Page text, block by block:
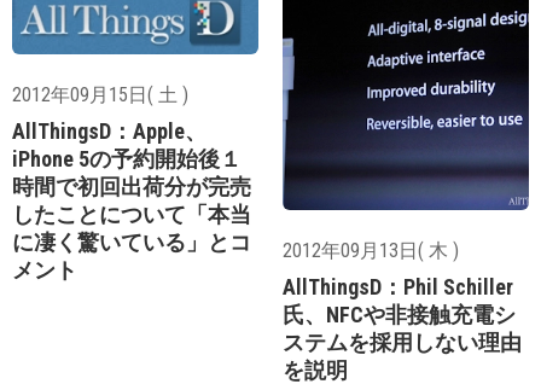
2012年09月15日( 土 )
AllThingsD：Apple、
iPhone 5の予約開始後１
時間で初回出荷分が完売
したことについて「本当
に凄く驚いている」とコ
メント
2012年09月13日( 木 )
AllThingsD：Phil Schiller
氏、NFCや非接触充電シ
ステムを採用しない理由
を説明